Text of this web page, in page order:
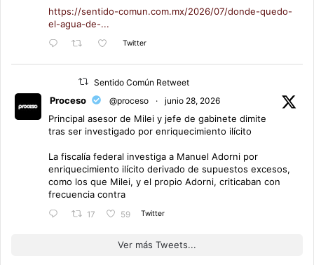
https://sentido-comun.com.mx/2026/07/donde-quedo-
el-agua-de-...
Twitter
Sentido Común Retweet
Proceso @proceso · junio 28, 2026
Principal asesor de Milei y jefe de gabinete dimite
tras ser investigado por enriquecimiento ilícito
La fiscalía federal investiga a Manuel Adorni por
enriquecimiento ilícito derivado de supuestos excesos,
como los que Milei, y el propio Adorni, criticaban con
frecuencia contra
17 59 Twitter
Ver más Tweets...